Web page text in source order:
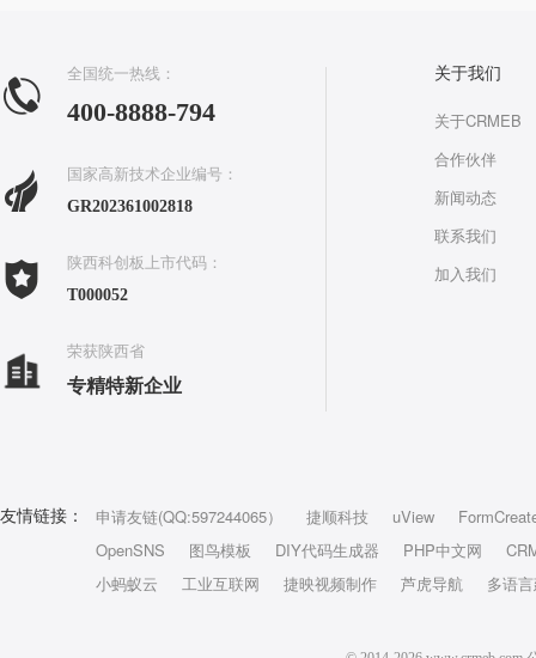
全国统一热线：
400-8888-794
国家高新技术企业编号：
GR202361002818
陕西科创板上市代码：
T000052
荣获陕西省
专精特新企业
关于我们
关于CRMEB
合作伙伴
新闻动态
联系我们
加入我们
友情链接： 申请友链(QQ:597244065） 捷顺科技 uView
OpenSNS
图鸟模板 DIY代码生成器 PHP中文网
小蚂蚁云
工业互联网 捷映视频制作 芦虎导航 多语